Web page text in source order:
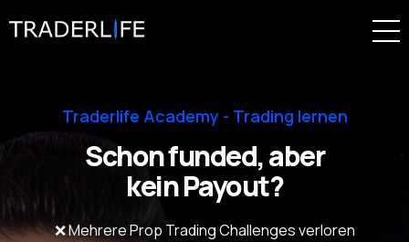
Traderlife Academy - Trading lernen
Schon funded, aber
kein Payout?
❌ Mehrere Prop Trading Challenges verloren